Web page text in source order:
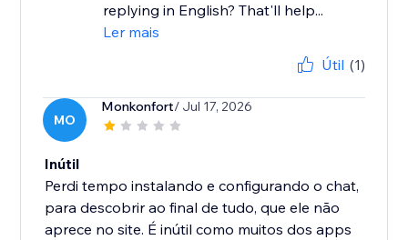
replying in English? That'll help...
Ler mais
Útil (1)
MO
Monkonfort/ Jul 17, 2026
Inútil
Perdi tempo instalando e configurando o chat,
para descobrir ao final de tudo, que ele não
aprece no site. É inútil como muitos dos apps